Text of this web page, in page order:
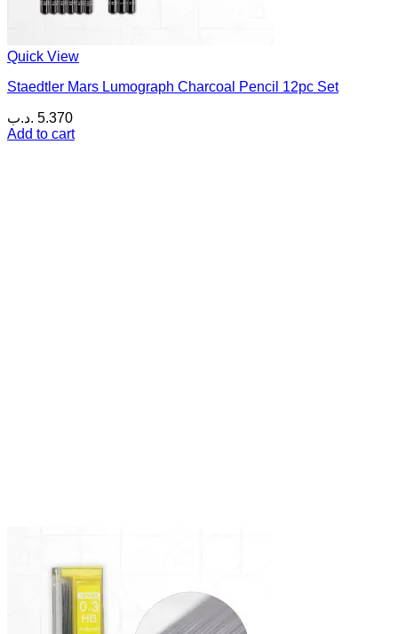
Quick View
Staedtler Mars Lumograph Charcoal Pencil 12pc Set
5.370 .د.ب
Add to cart